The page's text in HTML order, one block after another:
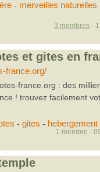
- merveilles naturelles
3 membres -
et gites en
france.org/
france.org : des
! trouvez facilement
- gites - hebergement
1 membre -